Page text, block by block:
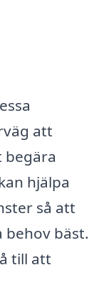
att
hjälpa
så att
behov bäst.
till att